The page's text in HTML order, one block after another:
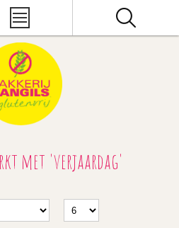
met 'verjaardag'